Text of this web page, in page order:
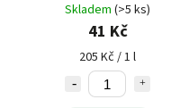
Skladem (>5 ks)
41 Kč
205 Kč / 1 l